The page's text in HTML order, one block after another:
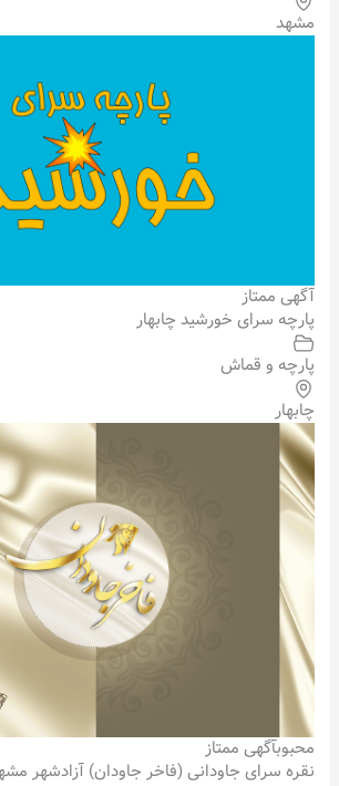
مشهد
آگهی ممتاز
پارچه سرای خورشید چابهار
پارچه و قماش
چابهار
محبوبآگهی ممتاز
نقره سرای جاودانی (فاخر جاودان) آزادشهر